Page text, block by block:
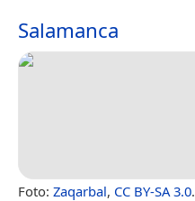
Salamanca
Foto: Zaqarbal, CC BY-SA 3.0.